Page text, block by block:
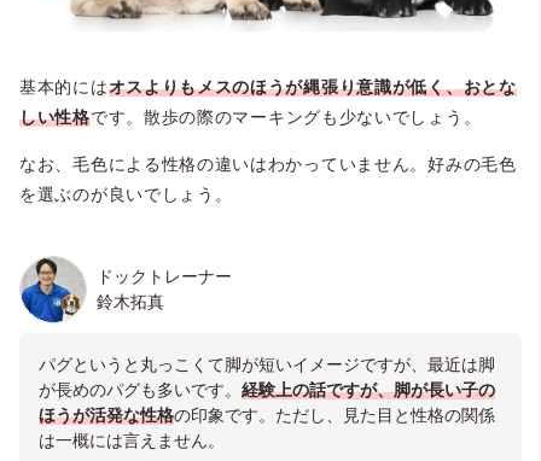
基本的にはオスよりもメスのほうが縄張り意識が低く、おとな
しい性格です。散歩の際のマーキングも少ないでしょう。
なお、毛色による性格の違いはわかっていません。好みの毛色
を選ぶのが良いでしょう。
ドックトレーナー
鈴木拓真
パグというと丸っこくて脚が短いイメージですが、最近は脚
が長めのパグも多いです。 経験上の話ですが、脚が長い子の
ほうが活発な性格の印象です。ただし、見た目と性格の関係
は一概には言えません。